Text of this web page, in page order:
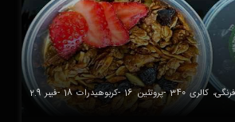
ماست یونانی،گرانولا،توت فرنگی، کالری 340 -پروتئین 16 -کربوهیدرات 18 -فیبر 2.9